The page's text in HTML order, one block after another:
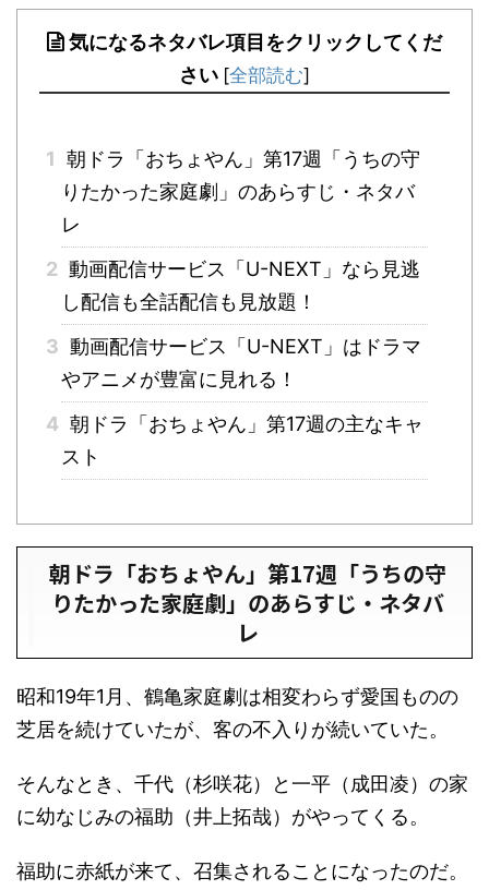
気になるネタバレ項目をクリックしてくだ
さい [全部読む]
1 朝ドラ「おちょやん」第17週「うちの守
りたかった家庭劇」のあらすじ・ネタバ
レ
2 動画配信サービス「U-NEXT」なら見逃
し配信も全話配信も見放題！
3 動画配信サービス「U-NEXT」はドラマ
やアニメが豊富に見れる！
4 朝ドラ「おちょやん」第17週の主なキャ
スト
朝ドラ「おちょやん」第17週「うちの守
りたかった家庭劇」のあらすじ・ネタバ
レ
昭和19年1月、鶴亀家庭劇は相変わらず愛国ものの
芝居を続けていたが、客の不入りが続いていた。
そんなとき、千代（杉咲花）と一平（成田凌）の家
に幼なじみの福助（井上拓哉）がやってくる。
福助に赤紙が来て、召集されることになったのだ。